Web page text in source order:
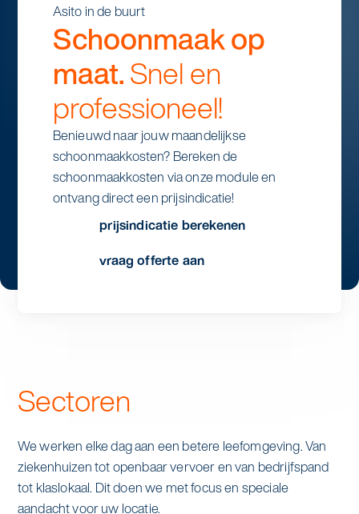
Asito in de buurt
Schoonmaak op
maat.Snel en
professioneel!
Benieuwd naar jouw maandelijkse
schoonmaakkosten? Bereken de
schoonmaakkosten via onze module en
ontvang direct een prijsindicatie!
prijsindicatie berekenen
vraag offerte aan
Sectoren
We werken elke dag aan een betere leefomgeving. Van
ziekenhuizen tot openbaar vervoer en van bedrijfspand
tot klaslokaal. Dit doen we met focus en speciale
aandacht voor uw locatie.